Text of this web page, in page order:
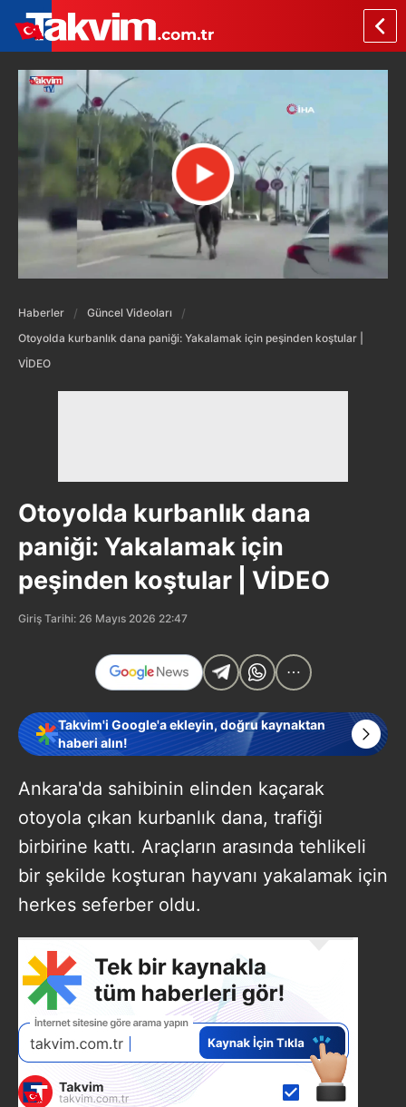
Haberler
Güncel Videoları
Otoyolda kurbanlık dana paniği: Yakalamak için peşinden koştular |
VİDEO
Otoyolda kurbanlık dana
paniği: Yakalamak için
peşinden koştular | VİDEO
Giriş Tarihi: 26 Mayıs 2026 22:47
Takvim'i Google'a ekleyin, doğru kaynaktan
haberi alın!
Ankara'da sahibinin elinden kaçarak
otoyola çıkan kurbanlık dana, trafiği
birbirine kattı. Araçların arasında tehlikeli
bir şekilde koşturan hayvanı yakalamak için
herkes seferber oldu.